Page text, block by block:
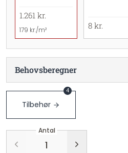
1.261 kr.
179 kr./m² 8 kr.
Behovsberegner
Tilbehør
4
Antal